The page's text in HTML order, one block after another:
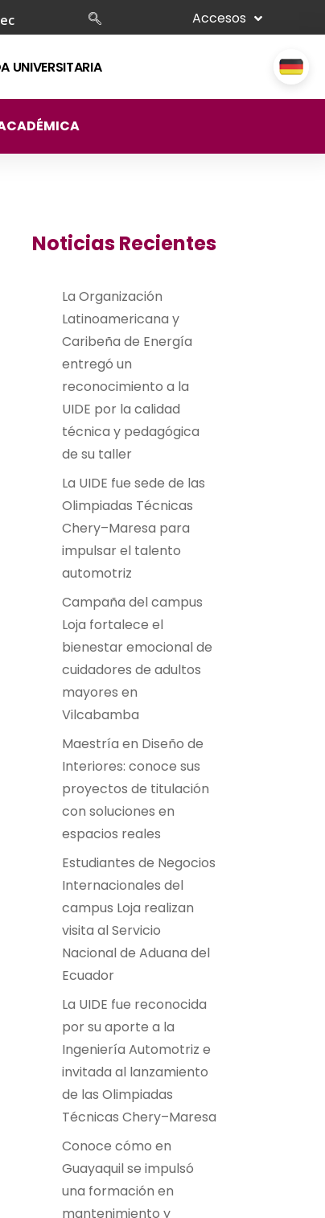
Accesos
UNIVERSITARIA
Noticias Recientes
La Organización
Latinoamericana y
Caribeña de Energía
entregó un
reconocimiento a la
UIDE por la calidad
técnica y pedagógica
de su taller
La UIDE fue sede de las
Olimpiadas Técnicas
Chery–Maresa para
impulsar el talento
automotriz
Campaña del campus
Loja fortalece el
bienestar emocional de
cuidadores de adultos
mayores en
Vilcabamba
Maestría en Diseño de
Interiores: conoce sus
proyectos de titulación
con soluciones en
espacios reales
Estudiantes de Negocios
Internacionales del
campus Loja realizan
visita al Servicio
Nacional de Aduana del
Ecuador
La UIDE fue reconocida
por su aporte a la
Ingeniería Automotriz e
invitada al lanzamiento
de las Olimpiadas
Técnicas Chery–Maresa
Conoce cómo en
Guayaquil se impulsó
una formación en
mantenimiento y